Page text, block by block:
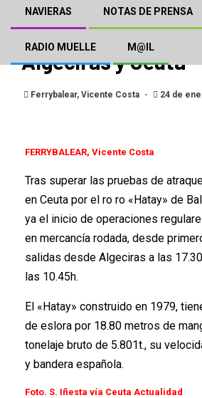
NAVIERAS NOTAS DE PRENSA
RADIO MUELLE M@IL
El «Hatay» de
entrará en servicio
Algeciras y Ceuta
Ferrybalear, Vicente Costa 24 de
FERRYBALEAR, Vicente Costa
Tras superar las pruebas de
en Ceuta por el ro ro «Hatay» de
ya el inicio de operaciones
en mercancía rodada, desde
salidas desde Algeciras a las
las 10.45h.
El «Hatay» construido en 1979,
de eslora por 18.80 metros de
tonelaje bruto de 5.801t., su
y bandera española.
Foto. S. Iñesta vía Ceuta Actualidad